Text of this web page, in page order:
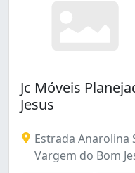
Jc Móveis
Jesus
Estrada Anarolina
Vargem do Bom